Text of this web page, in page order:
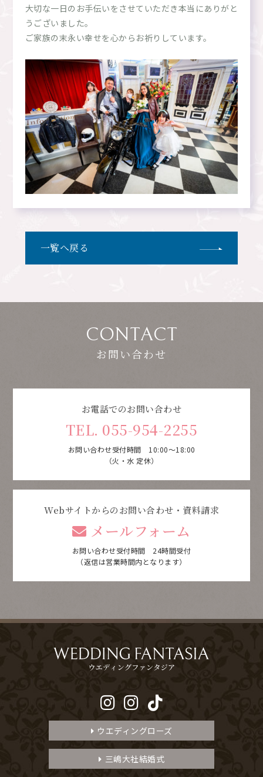
大切な一日のお手伝いをさせていただき本当にありがと
うございました。
ご家族の末永い幸せを心からお祈りしています。
一覧へ戻る
CONTACT
お問い合わせ
お電話でのお問い合わせ
TEL. 055-954-2255
お問い合わせ受付時間 10:00～18:00
（火・水 定休）
Webサイトからのお問い合わせ・資料請求
メールフォーム
お問い合わせ受付時間 24時間受付
（返信は営業時間内となります）
ウエディングローズ
三嶋大社結婚式